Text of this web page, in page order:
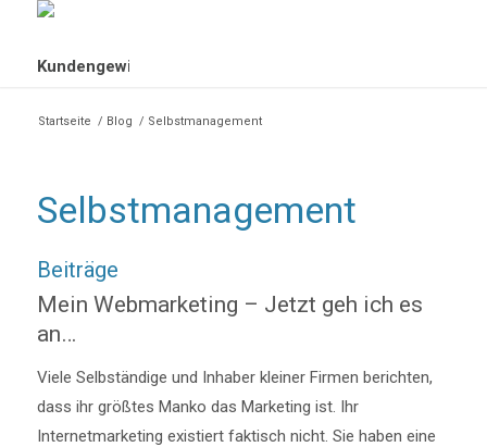
Startseite / Blog / Selbstmanagement
Selbstmanagement
Beiträge
Mein Webmarketing – Jetzt geh ich es
an…
Viele Selbständige und Inhaber kleiner Firmen berichten,
dass ihr größtes Manko das Marketing ist. Ihr
Internetmarketing existiert faktisch nicht. Sie haben eine